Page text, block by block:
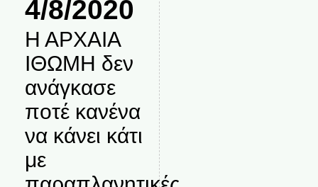
4/8/2020
Η ΑΡΧΑΙΑ
ΙΘΩΜΗ δεν
ανάγκασε
ποτέ κανένα
να κάνει κάτι
με